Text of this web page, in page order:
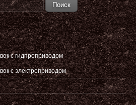
Поиск
с гидпроприводом
с электроприводом